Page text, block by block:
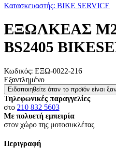
Κατασκευαστής: BIKE SERVICE
ΕΞΩΛΚΕΑΣ
BS2405
Κωδικός: ΕΞΩ-0022-216
Εξαντλημένο
Ειδοποιηθείτε όταν το προϊόν είναι
Τηλεφωνικές παραγγελίες
στο 210 832 5603
Με πολυετή εμπειρία
στον χώρο της μοτοσυκλέτας
Περιγραφή